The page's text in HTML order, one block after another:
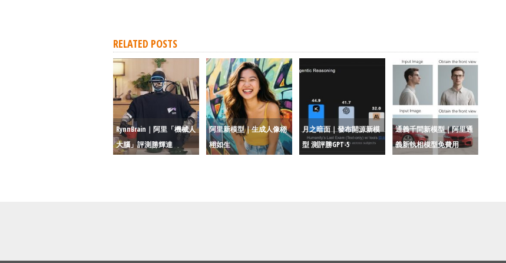
RELATED POSTS
RynnBrain｜阿里「機械人
大腦」評測勝輝達
阿里新模型｜生成人像栩
栩如生
月之暗面｜發布開源新模
型 測評勝GPT-5
通義千問新模型｜阿里通
義新執相模型免費用